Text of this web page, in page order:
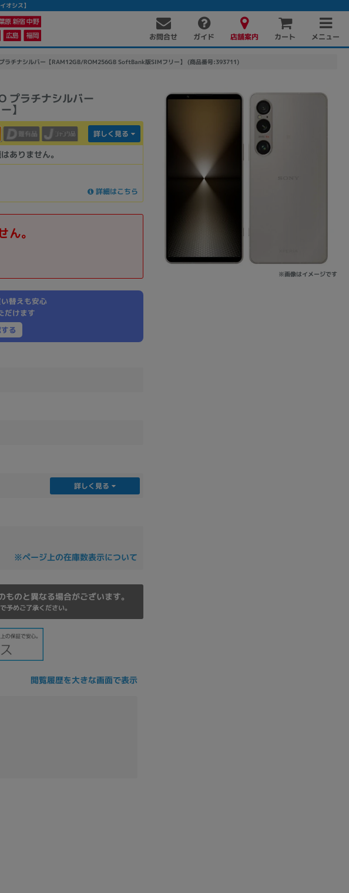
オシス】
お問合せ ガイド 店舗案内 カート メニュー
ラチナシルバー【RAM12GB/ROM256GB SoftBank版SIMフリー】 (商品番号:393711)
プラチナシルバー
】
※画像はイメージです
ありません。
詳しく見る
詳細はこちら
。
替えも安心
だけます
る
詳しく見る
※ページ上の在庫数表示について
のと異なる場合がございます。
予めご了承ください。
閲覧履歴を大きな画面で表示
ソフト
TOSHIBA Panasonic FUJITSU